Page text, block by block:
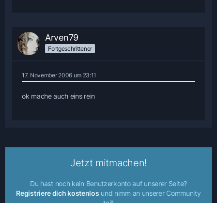
Arven79
Fortgeschrittener
17. November 2006 um 23:11
ok mache auch eins rein
Jetzt mitmachen!
Du hast noch kein Benutzerkonto auf unserer Seite?
Registriere dich kostenlos und nimm an unserer Community